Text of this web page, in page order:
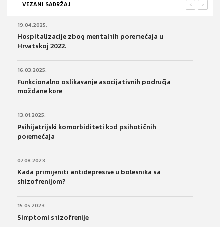
VEZANI SADRŽAJ >
<
19.04.2025.
Hospitalizacije zbog mentalnih poremećaja u
Hrvatskoj 2022.
16.03.2025.
Funkcionalno oslikavanje asocijativnih područja
moždane kore
13.01.2025.
Psihijatrijski komorbiditeti kod psihotičnih
poremećaja
07.08.2023.
Kada primijeniti antidepresive u bolesnika sa
shizofrenijom?
15.05.2023.
Simptomi shizofrenije